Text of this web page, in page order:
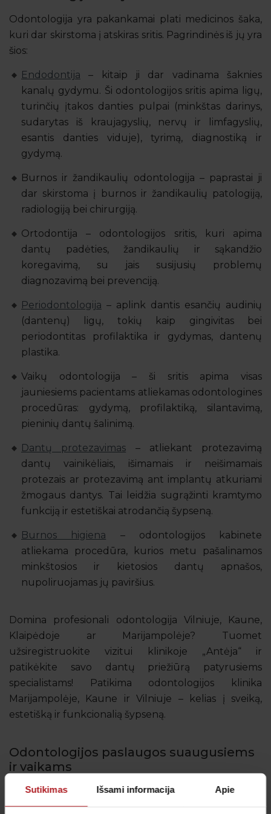
Sutikimas Išsami informacija Apie
Odontologija yra pakankamai plati medicinos šaka,
kuri dar skirstoma į atskiras sritis. Pagrindinės iš jų yra
šios:
Endodontija – kitaip ji dar vadinama šaknies
kanalų gydymu. Ši odontologijos sritis apima ligų,
turinčių įtakos danties pulpai (minkštas darinys,
sudarytas iš kraujagyslių, nervų ir limfagyslių,
esantis danties viduje), tyrimą, diagnostiką ir
gydymą.
Burnos ir žandikaulių odontologija – paprastai ji
dar skirstoma į burnos ir žandikaulių patologiją,
radiologiją bei chirurgiją.
Ortodontija – odontologijos sritis, kuri apima
dantų padėties, žandikaulių ir sąkandžio
koregavimą, su jais susijusių problemų
diagnozavimą bei prevenciją.
Periodontologija – aplink dantis esančių audinių
(dantenų) ligų, tokių kaip gingivitas bei
periodontitas profilaktika ir gydymas, dantenų
plastika.
Vaikų odontologija – ši sritis apima visas
jauniesiems pacientams atliekamas odontologines
procedūras: gydymą, profilaktiką, silantavimą,
pieninių dantų šalinimą.
Dantų protezavimas – atliekant protezavimą
dantų vainikėliais, išimamais ir neišimamais
protezais ar protezavimą ant implantų atkuriami
žmogaus dantys. Tai leidžia sugrąžinti kramtymo
funkciją ir estetiškai atrodančią šypseną.
Burnos higiena – odontologijos kabinete
atliekama procedūra, kurios metu pašalinamos
minkštosios ir kietosios dantų apnašos,
nupoliruojamas jų paviršius.
Domina profesionali odontologija Vilniuje, Kaune,
Klaipėdoje ar Marijampolėje? Tuomet
užsiregistruokite vizitui klinikoje „Antėja“ ir
patikėkite savo dantų priežiūrą patyrusiems
specialistams! Patikima odontologijos klinika
Marijampolėje, Kaune ir Vilniuje – kelias į sveiką,
estetišką ir funkcionalią šypseną.
Odontologijos paslaugos suaugusiems
ir vaikams
„Antėja“ odontologai laukia ne tik suaugusių
pacientų, bet ir vaikų. Dantų higiena ir nuolatinė